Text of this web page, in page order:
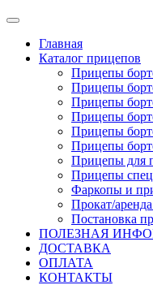
Главная
Каталог прицепов
Прицепы
Прицепы
Прицепы
Прицепы
Прицепы
Прицепы
Прицепы для
Прицепы
Фаркопы и
Прокат/
Постановка
ПОЛЕЗНАЯ
ДОСТАВКА
ОПЛАТА
КОНТАКТЫ